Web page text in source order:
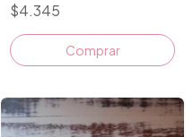
$4.345
Comprar